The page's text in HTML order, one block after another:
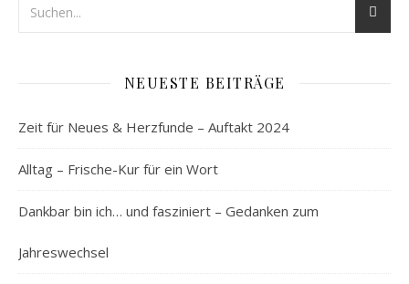
NEUESTE BEITRÄGE
Zeit für Neues & Herzfunde – Auftakt 2024
Alltag – Frische-Kur für ein Wort
Dankbar bin ich… und fasziniert – Gedanken zum
Jahreswechsel